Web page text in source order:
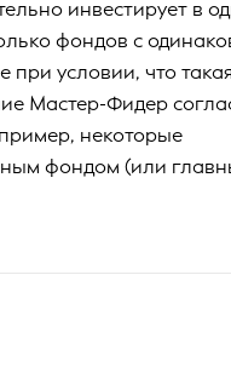
инвестирует в
фондов с
при условии, что такая
Мастер-Фидер
некоторые
фондом (или